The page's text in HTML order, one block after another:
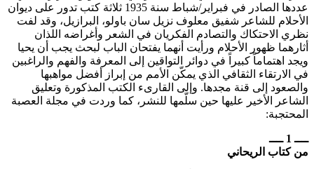
عددها الصادر في فبراير/شباط سنة 1935 ثلاثة كتب تدور على ديوان
الأحلام للشاعر شفيق معلوف نزيل سان باولو، البرازيل، وقد لفت
نظري الاحتكاك والتصادم الفكريان في الشعر وأغراضه اللذان
أثارهما ظهور الأحلام ورأيت أنهما يفتحان الباب لبحث يجب أن يحيا
ويجد اهتماماً كبيراً في دوائر التواقين إلى المعرفة والفهم والراغبين
في الارتقاء الثقافي الذي يمكّن الأمم من إبراز أفضل مواهبها
والصعود إلى قنة مجدها. وإلى القارىء الكتب المذكورة وتعليق
الشاعر الأخير عليها حين سلّمها للنشر، كما وردت في مجلة العصبة
المحتجبة:
ــــ 1 ــــ
من كتاب الريحاني